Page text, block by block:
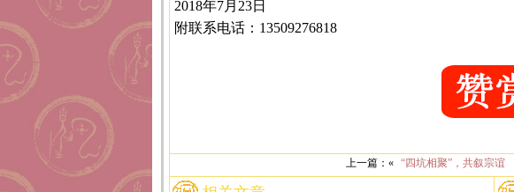
2018年7月23日
附联系电话：13509276818
上一篇：« “四坑相聚”，共叙宗谊